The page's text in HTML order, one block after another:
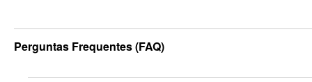
Perguntas Frequentes (FAQ)